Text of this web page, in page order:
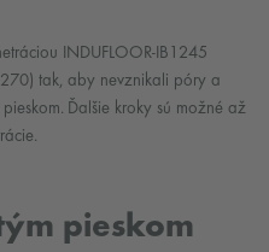
INDUFLOOR-IB1245
tak, aby nevznikali póry a
Ďalšie kroky sú možné až
pieskom